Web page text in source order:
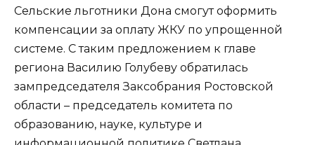
Сельские льготники Дона смогут оформить
компенсации за оплату ЖКУ по упрощенной
системе. С таким предложением к главе
региона Василию Голубеву обратилась
зампредседателя Заксобрания Ростовской
области – председатель комитета по
образованию, науке, культуре и